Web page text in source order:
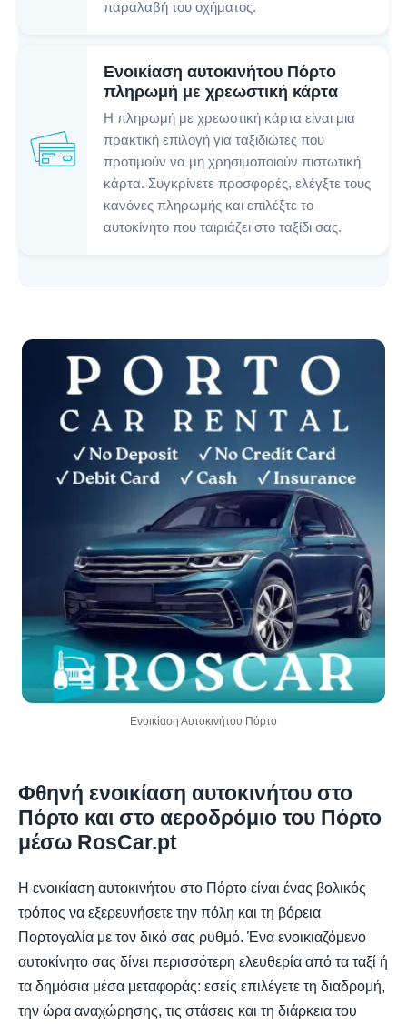
παραλαβή του οχήματος.
Ενοικίαση αυτοκινήτου Πόρτο
πληρωμή με χρεωστική κάρτα
Η πληρωμή με χρεωστική κάρτα είναι μια
πρακτική επιλογή για ταξιδιώτες που
προτιμούν να μη χρησιμοποιούν πιστωτική
κάρτα. Συγκρίνετε προσφορές, ελέγξτε τους
κανόνες πληρωμής και επιλέξτε το
αυτοκίνητο που ταιριάζει στο ταξίδι σας.
Ενοικίαση Αυτοκινήτου Πόρτο
Φθηνή ενοικίαση αυτοκινήτου στο
Πόρτο και στο αεροδρόμιο του Πόρτο
μέσω RosCar.pt
Η ενοικίαση αυτοκινήτου στο Πόρτο είναι ένας βολικός
τρόπος να εξερευνήσετε την πόλη και τη βόρεια
Πορτογαλία με τον δικό σας ρυθμό. Ένα ενοικιαζόμενο
αυτοκίνητο σας δίνει περισσότερη ελευθερία από τα ταξί ή
τα δημόσια μέσα μεταφοράς: εσείς επιλέγετε τη διαδρομή,
την ώρα αναχώρησης, τις στάσεις και τη διάρκεια του